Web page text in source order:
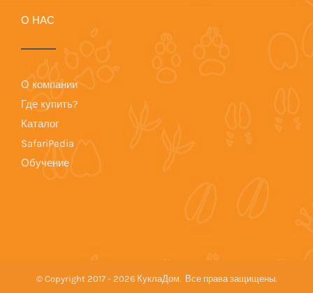
О НАС
О компании
Где купить?
Каталог
SafariPedia
Обучение
© Copyright 2017 - 2026 КуклаДом. Все права защищены.